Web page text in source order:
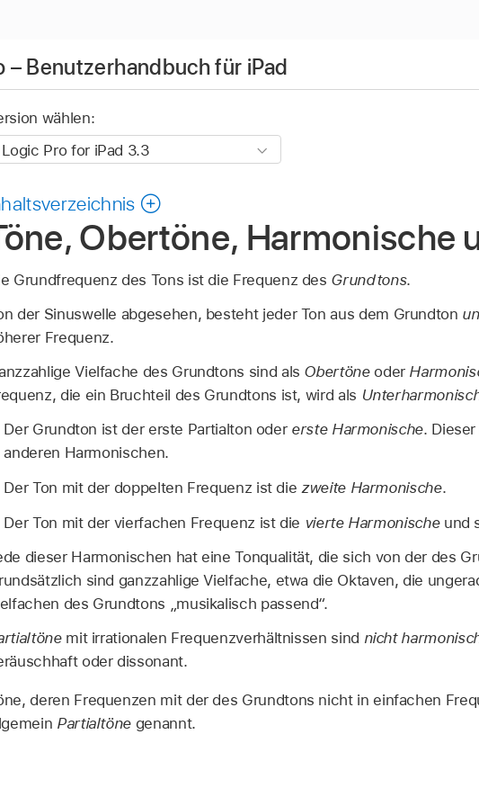
– Benutzerhandbuch für iPad
wählen:
Obertöne, Harmonische
Grundfrequenz des Tons ist die Frequenz des Grundtons.
der Sinuswelle abgesehen, besteht jeder Ton aus dem Grundton
Frequenz.
Vielfache des Grundtons sind als Obertöneoder
die ein Bruchteil des Grundtons ist, wird als
Der Grundton ist der erste Partialton oder erste Harmonische.
anderen Harmonischen.
Der Ton mit der doppelten Frequenz ist diezweite Harmonische.
Der Ton mit der vierfachen Frequenz ist die vierte Harmonischeund
dieser Harmonischen hat eine Tonqualität, die sich von der des
sind ganzzahlige Vielfache, etwa die Oktaven, die
des Grundtons „musikalisch passend“.
mit irrationalen Frequenzverhältnissen sind nicht
oder dissonant.
deren Frequenzen mit der des Grundtons nicht in einfachen
Partialtöne genannt.